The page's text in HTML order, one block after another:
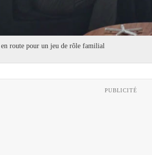
en route pour un jeu de rôle familial
PUBLICITÉ